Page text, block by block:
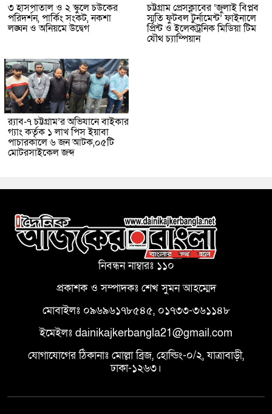
৩ হাসপাতাল ও ২ স্কুলে চউকের
পরিদর্শন, পার্কিং সংকট, নকশা
লঙ্ঘন ও অনিয়মে উদ্বেগ
চট্টগ্রাম প্রেসক্লাবের ‘জুলাই বিপ্লব
স্মৃতি ফুটবল টুর্নামেন্ট’ ফাইনালে
প্রিন্ট ও ইলেকট্রনিক মিডিয়া টিম
যৌথ চ্যাম্পিয়ান
র‌্যাব-৭ চট্টগ্রাম’র অভিযানে বাইকার
গ্যাং কর্তৃক ১ লাখ পিস ইয়াবা
পাচারকালে ৬ জন আটক,০৫টি
মোটরসাইকেল জব্দ
নিবন্ধন নাম্বারঃ ১১০
প্রকাশক ও সম্পাদকঃ শেখ সুমন আহম্মেদ
মোবাইলঃ ০৯৬৯৬১৭৮৫৪৫, ০১৭৩৩-৩৬১১৪৮
ইমেইলঃ dainikajkerbangla21@gmail.com
যোগাযোগের ঠিকানাঃ মোল্লা ব্রিজ, হোল্ডিং-০/২, যাত্রাবাড়ী,
ঢাকা-১২৬৩।